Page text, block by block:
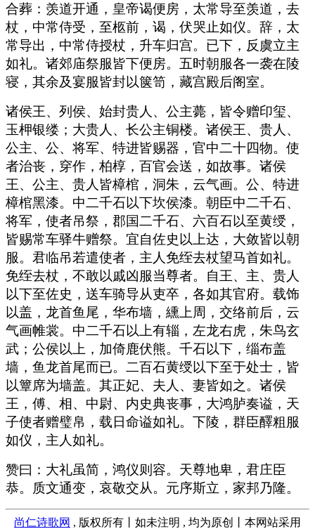
合葬：羡道开通，皇帝谒便房，太常导至羡道，去
杖，中常侍受，至柩前，谒，伏哭止如仪。辞，太
常导出，中常侍授杖，升车归宫。已下，反虞立主
如礼。诸郊庙祭服皆下便房。五时朝服各一袭在陵
寝，其余及宴服皆封以箧笥，藏宫殿后阁室。
诸侯王、列侯、始封贵人、公主薨，皆令赠印玺、
玉柙银缕；大贵人、长公主铜楼。诸侯王、贵人、
公主、公、将军、特进皆赐器，官中二十四物。使
者治丧，穿作，柏椁，百官会送，如故事。诸侯
王、公主、贵人皆樟棺，洞朱，云气画。公、特进
樟棺黑漆。中二千石以下坎侯漆。朝臣中二千石、
将军，使者吊祭，郡国二千石、六百石以至黄绶，
皆赐常车驿牛赠祭。宜自佐史以上达，大敛皆以朝
服。君临吊若遣使者，主人免绖去杖望马首如礼。
免绖去杖，不敢以戚凶服当尊者。自王、主、贵人
以下至佐史，送车骑导从吏卒，各如其官府。载饰
以盖，龙首鱼尾，华布墙，纁上周，交络前后，云
气画帷裳。中二千石以上有辎，左龙右虎，朱鸟玄
武；公侯以上，加倚鹿伏熊。千石以下，缁布盖
墙，鱼龙首尾而已。二百石黄绶以下至于处士，皆
以簟席为墙盖。其正妃、夫人、妻皆如之。诸侯
王，傅、相、中尉、内史典丧事，大鸿胪奏谥，天
子使者赠璧帛，载日命谥如礼。下陵，群臣醳粗服
如仪，主人如礼。
赞曰：大礼虽简，鸿仪则容。天尊地卑，君庄臣
恭。质文通变，哀敬交从。元序斯立，家邦乃隆。
尚仁诗歌网 , 版权所有丨如未注明 , 均为原创丨本网站采用